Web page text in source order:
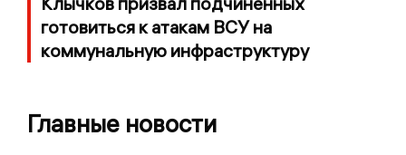
готовиться к атакам ВСУ на
коммунальную инфраструктуру
Главные новости